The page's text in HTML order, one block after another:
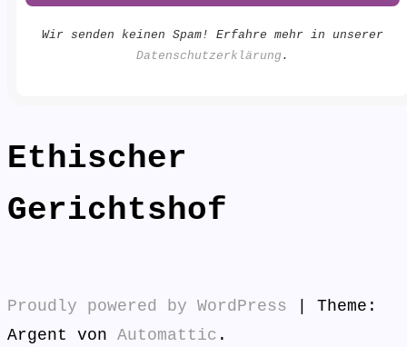
Wir senden keinen Spam! Erfahre mehr in unserer
Datenschutzerklärung.
Ethischer
Gerichtshof
Proudly powered by WordPress
Theme:
Argent von Automattic .